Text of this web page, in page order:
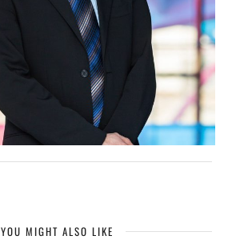
YOU MIGHT ALSO LIKE